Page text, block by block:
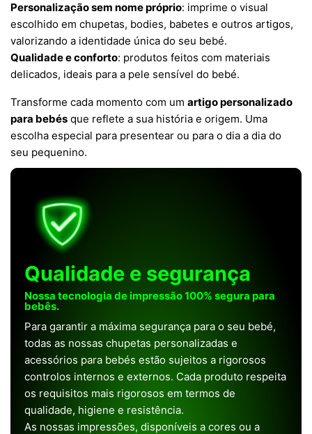
Personalização sem nome próprio: imprime o visual
escolhido em chupetas, bodies, babetes e outros artigos,
valorizando a identidade única do seu bebé.
Qualidade e conforto: produtos feitos com materiais
delicados, ideais para a pele sensível do bebé.
Transforme cada momento com um artigo personalizado
para bebés que reflete a sua história e origem. Uma
escolha especial para presentear ou para o dia a dia do
seu pequenino.
Qualidade e segurança
Nossa tecnologia de impressão 100% segura para
bebês.
Para garantir a máxima segurança para o seu bebé,
todas as nossas chupetas personalizadas e
acessórios para bebés estão sujeitos a rigorosos
controlos internos e externos. Cada produto respeita
os requisitos mais rigorosos em termos de
qualidade, higiene e resistência.
As nossas impressões, disponíveis a cores ou a